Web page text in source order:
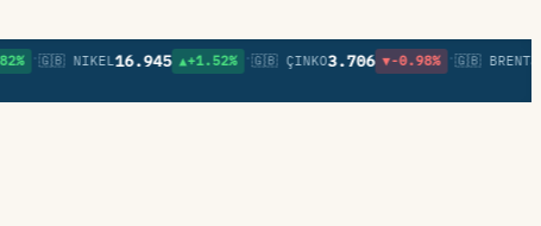
•🇬🇧 NIKEL16.945 ▲+1.52% •🇬🇧 ÇINKO3.706 ▼-0.98% •🇬🇧 BRENT